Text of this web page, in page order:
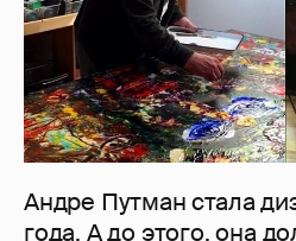
Андре Путман стала
года. А до этого, она